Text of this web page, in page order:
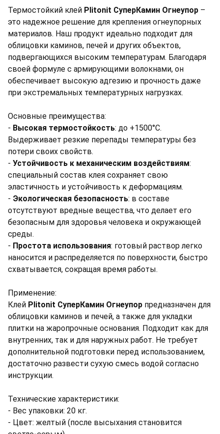
Термостойкий клей Plitonit СуперКамин Огнеупор –
это надежное решение для крепления огнеупорных
материалов. Наш продукт идеально подходит для
облицовки каминов, печей и других объектов,
подвергающихся высоким температурам. Благодаря
своей формуле с армирующими волокнами, он
обеспечивает высокую адгезию и прочность даже
при экстремальных температурных нагрузках.
Основные преимущества:
- Высокая термостойкость: до +1500°C.
Выдерживает резкие перепады температуры без
потери своих свойств.
- Устойчивость к механическим воздействиям:
специальный состав клея сохраняет свою
эластичность и устойчивость к деформациям.
- Экологическая безопасность: в составе
отсутствуют вредные вещества, что делает его
безопасным для здоровья человека и окружающей
среды.
- Простота использования: готовый раствор легко
наносится и распределяется по поверхности, быстро
схватывается, сокращая время работы.
Применение:
Клей Plitonit СуперКамин Огнеупор предназначен для
облицовки каминов и печей, а также для укладки
плитки на жаропрочные основания. Подходит как для
внутренних, так и для наружных работ. Не требует
дополнительной подготовки перед использованием,
достаточно развести сухую смесь водой согласно
инструкции.
Технические характеристики:
- Вес упаковки: 20 кг.
- Цвет: желтый (после высыхания становится